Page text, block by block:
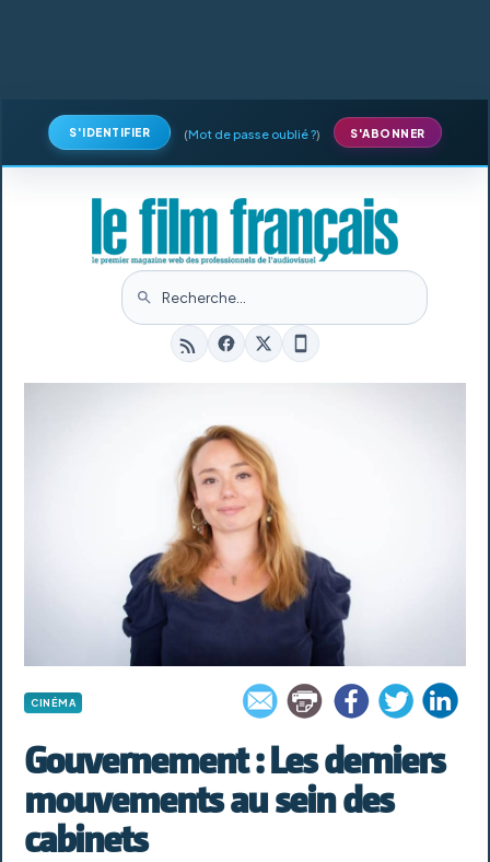
S'IDENTIFIER (Mot de passe oublié ?) S'ABONNER
CINÉMA
Gouvernement : Les derniers
mouvements au sein des
cabinets